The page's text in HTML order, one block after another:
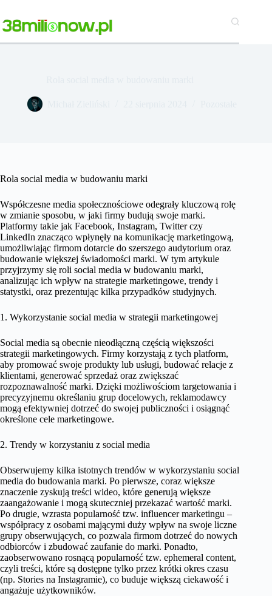
treści
Rola social media w budowaniu marki
Współczesne media społecznościowe odegrały kluczową rolę
w zmianie sposobu, w jaki firmy budują swoje marki.
Platformy takie jak Facebook, Instagram, Twitter czy
LinkedIn znacząco wpłynęły na komunikację marketingową,
umożliwiając firmom dotarcie do szerszego audytorium oraz
budowanie większej świadomości marki. W tym artykule
przyjrzymy się roli social media w budowaniu marki,
analizując ich wpływ na strategie marketingowe, trendy i
statystki, oraz prezentując kilka przypadków studyjnych.
1. Wykorzystanie social media w strategii marketingowej
Social media są obecnie nieodłączną częścią większości
strategii marketingowych. Firmy korzystają z tych platform,
aby promować swoje produkty lub usługi, budować relacje z
klientami, generować sprzedaż oraz zwiększać
rozpoznawalność marki. Dzięki możliwościom targetowania i
precyzyjnemu określaniu grup docelowych, reklamodawcy
mogą efektywniej dotrzeć do swojej publiczności i osiągnąć
określone cele marketingowe.
2. Trendy w korzystaniu z social media
Obserwujemy kilka istotnych trendów w wykorzystaniu social
media do budowania marki. Po pierwsze, coraz większe
znaczenie zyskują treści wideo, które generują większe
zaangażowanie i mogą skuteczniej przekazać wartość marki.
Po drugie, wzrasta popularność tzw. influencer marketingu –
współpracy z osobami mającymi duży wpływ na swoje liczne
grupy obserwujących, co pozwala firmom dotrzeć do nowych
odbiorców i zbudować zaufanie do marki. Ponadto,
zaobserwowano rosnącą popularność tzw. ephemeral content,
czyli treści, które są dostępne tylko przez krótki okres czasu
(np. Stories na Instagramie), co buduje większą ciekawość i
angażuje użytkowników.